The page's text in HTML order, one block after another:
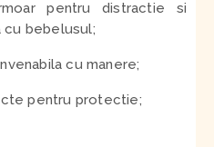
pentru distractie si
cu bebelusul;
cu manere;
pentru protectie;